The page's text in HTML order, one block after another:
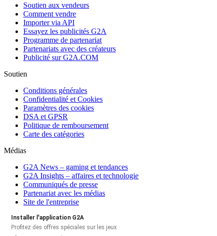
Soutien aux vendeurs
Comment vendre
Importer via API
Essayez les publicités G2A
Programme de partenariat
Partenariats avec des créateurs
Publicité sur G2A.COM
Soutien
Conditions générales
Confidentialité et Cookies
Paramètres des cookies
DSA et GPSR
Politique de remboursement
Carte des catégories
Médias
G2A News – gaming et tendances
G2A Insights – affaires et technologie
Communiqués de presse
Partenariat avec les médias
Site de l'entreprise
Installer l'application G2A
Profitez des offres spéciales sur les jeux